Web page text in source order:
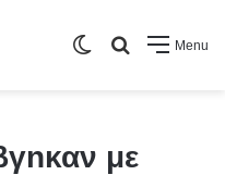
Menu
Search
Switch
με